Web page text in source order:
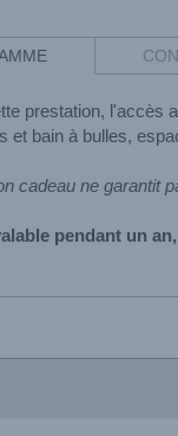
prestation, l'accès
et bain à bulles,
cadeau ne garantit
pendant un